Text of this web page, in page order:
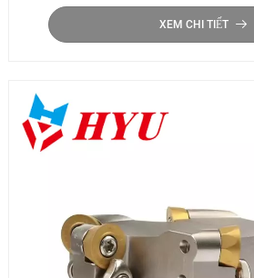
XEM CHI TIẾT